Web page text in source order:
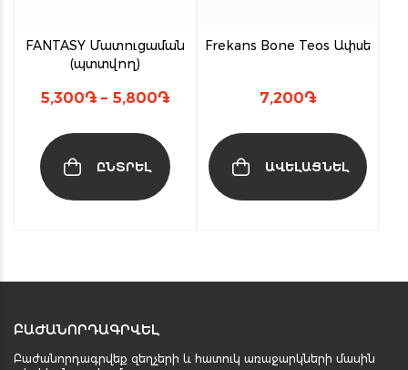
FANTASY Մատուցաման
(պտտվող)
5,300֏ – 5,800֏Price
through
5,800֏
ԸՆՏՐԵԼ
product
Frekans Bone Teos Ափսե
7,200֏
ԱՎԵԼԱՑՆԵԼ
ԲԱԺԱՆՈՐԴԱԳՐՎԵԼ
Բաժանորդագրվեք զեղչերի և հատուկ առաջարկների մասին